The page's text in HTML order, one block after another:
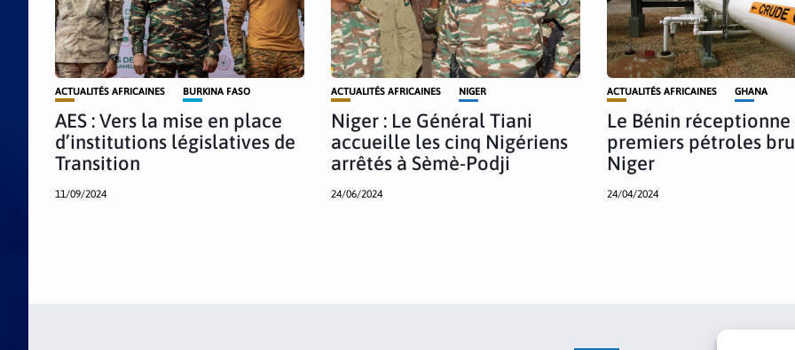
ACTUALITÉS AFRICAINES BURKINA FASO
AES : Vers la mise en place
d’institutions législatives de
Transition
11/09/2024
ACTUALITÉS AFRICAINES NIGER
Niger : Le Général Tiani
accueille les cinq Nigériens
arrêtés à Sèmè-Podji
24/06/2024
ACTUALITÉS AFRICAINES GHANA
Le Bénin réceptionne
premiers pétroles
Niger
24/04/2024